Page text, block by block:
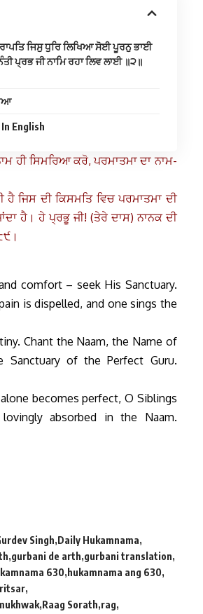
ਜਿਸੁ ਧੁਰਿ ਲਿਖਿਆ ਸੋਈ ਪੂਰਨੁ ਭਾਈ
ਪ੍ਰਭ ਜੀ ਨਾਮਿ ਰਹਾ ਲਿਵ ਲਾਈ ॥੨॥
English
ਹੀ ਸਿਮਰਿਆ ਕਰੋ, ਪਰਮਾਤਮਾ ਦਾ ਨਾਮ-
ਜਿਸ ਦੀ ਕਿਸਮਤਿ ਵਿਚ ਪਰਮਾਤਮਾ ਦੀ
ਹੈ। ਹੇ ਪ੍ਰਭੂ ਜੀ! (ਤੇਰੇ ਦਾਸ) ਨਾਨਕ ਦੀ
comfort – seek His Sanctuary.
is dispelled, and one sings the
Chant the Naam, the Name of
of the Perfect Guru.
becomes perfect, O Siblings
absorbed in the Naam.
Singh Daily Hukamnama
gurbani de arth gurbani translation
630 hukamnama ang 630
Raag Sorath rag